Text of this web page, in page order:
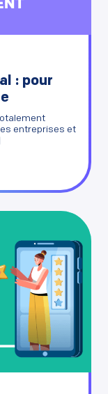
: pour
entreprises et